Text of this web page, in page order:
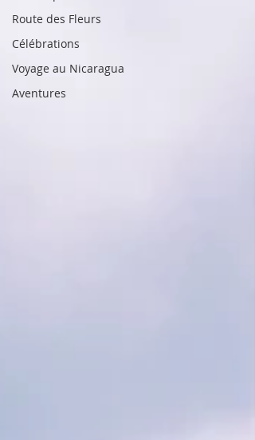
Route des Fleurs
Célébrations
Voyage au Nicaragua
Aventures